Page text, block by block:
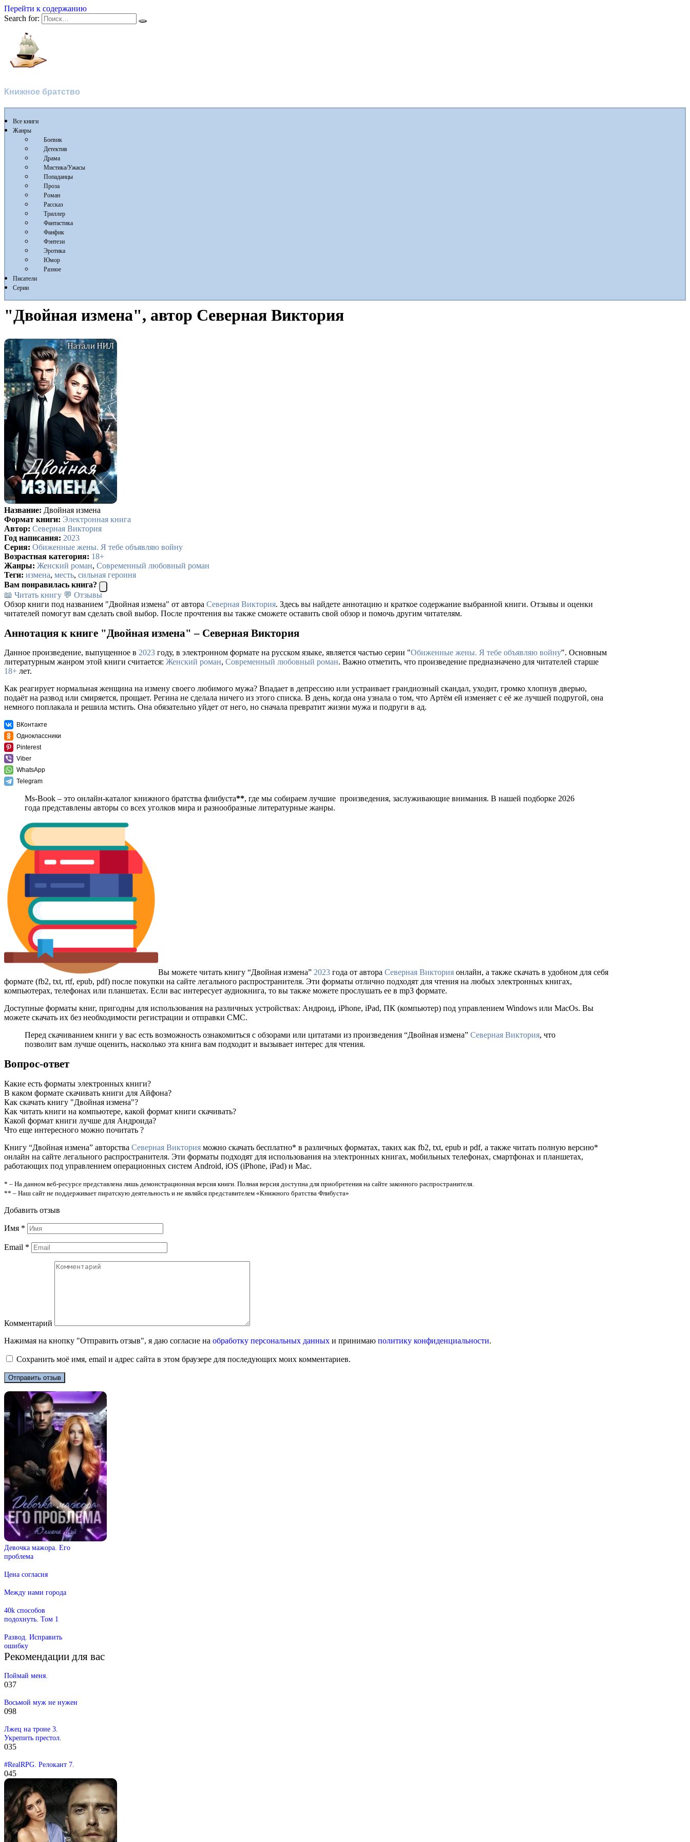
Перейти к содержанию
Search for:
Книжное братство
Все книги
Жанры
Боевик
Детектив
Драма
Мистика/Ужасы
Попаданцы
Проза
Роман
Рассказ
Триллер
Фантастика
Фанфик
Фэнтези
Эротика
Юмор
Разное
Писатели
Серии
"Двойная измена", автор Северная Виктория
Название: Двойная измена
Формат книги: Электронная книга
Автор: Северная Виктория
Год написания: 2023
Серия: Обиженные жены. Я тебе объявляю войну
Возрастная категория: 18+
Жанры: Женский роман, Современный любовный роман
Теги: измена, месть, сильная героиня
Вам понравилась книга?
📖 Читать книгу 💬 Отзывы
Обзор книги под названием "Двойная измена" от автора Северная Виктория. Здесь вы найдете аннотацию и краткое содержание выбранной книги. Отзывы и оценки
читателей помогут вам сделать свой выбор. После прочтения вы также сможете оставить свой обзор и помочь другим читателям.
Аннотация к книге "Двойная измена" – Северная Виктория
Данное произведение, выпущенное в 2023 году, в электронном формате на русском языке, является частью серии "Обиженные жены. Я тебе объявляю войну". Основным
литературным жанром этой книги считается: Женский роман, Современный любовный роман. Важно отметить, что произведение предназначено для читателей старше
18+ лет.
Как реагирует нормальная женщина на измену своего любимого мужа? Впадает в депрессию или устраивает грандиозный скандал, уходит, громко хлопнув дверью,
подаёт на развод или смиряется, прощает. Регина не сделала ничего из этого списка. В день, когда она узнала о том, что Артём ей изменяет с её же лучшей подругой, она
немного поплакала и решила мстить. Она обязательно уйдет от него, но сначала превратит жизни мужа и подруги в ад.
ВКонтакте
Одноклассники
Pinterest
Viber
WhatsApp
Telegram
Ms-Book – это онлайн-каталог книжного братства флибуста**, где мы собираем лучшие произведения, заслуживающие внимания. В нашей подборке 2026
года представлены авторы со всех уголков мира и разнообразные литературные жанры.
Вы можете читать книгу “Двойная измена” 2023 года от автора Северная Виктория онлайн, а также скачать в удобном для себя
формате (fb2, txt, rtf, epub, pdf) после покупки на сайте легального распространителя. Эти форматы отлично подходят для чтения на любых электронных книгах,
компьютерах, телефонах или планшетах. Если вас интересует аудиокнига, то вы также можете прослушать ее в mp3 формате.
Доступные форматы книг, пригодны для использования на различных устройствах: Андроид, iPhone, iPad, ПК (компьютер) под управлением Windows или MacOs. Вы
можете скачать их без необходимости регистрации и отправки СМС.
Перед скачиванием книги у вас есть возможность ознакомиться с обзорами или цитатами из произведения “Двойная измена” Северная Виктория, что
позволит вам лучше оценить, насколько эта книга вам подходит и вызывает интерес для чтения.
Вопрос-ответ
Какие есть форматы электронных книги?
В каком формате скачивать книги для Айфона?
Как скачать книгу "Двойная измена"?
Как читать книги на компьютере, какой формат книги скачивать?
Какой формат книги лучше для Андроида?
Что еще интересного можно почитать ?
Книгу “Двойная измена” авторства Северная Виктория можно скачать бесплатно* в различных форматах, таких как fb2, txt, epub и pdf, а также читать полную версию*
онлайн на сайте легального распространителя. Эти форматы подходят для использования на электронных книгах, мобильных телефонах, смартфонах и планшетах,
работающих под управлением операционных систем Android, iOS (iPhone, iPad) и Mac.
* – На данном веб-ресурсе представлена лишь демонстрационная версия книги. Полная версия доступна для приобретения на сайте законного распространителя.
** – Наш сайт не поддерживает пиратскую деятельность и не являйся представителем «Книжного братства Флибуста»
Добавить отзыв
Имя *
Email *
Комментарий
Нажимая на кнопку "Отправить отзыв", я даю согласие на обработку персональных данных и принимаю политику конфиденциальности.
Сохранить моё имя, email и адрес сайта в этом браузере для последующих моих комментариев.
Девочка мажора. Его
проблема
Цена согласия
Между нами города
40k способов
подохнуть. Том 1
Развод. Исправить
ошибку
Рекомендации для вас
Поймай меня.
037
Восьмой муж не нужен
098
Лжец на троне 3.
Укрепить престол.
035
#RealRPG. Релокант 7.
045